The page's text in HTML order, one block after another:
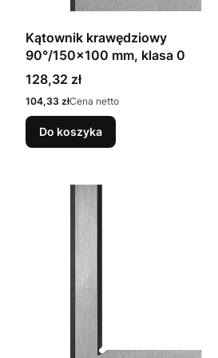
Kątownik krawędziowy
90°/150x100 mm, klasa 0
Cena
128,32 zł
Cena
104,33 złCena netto
Do koszyka